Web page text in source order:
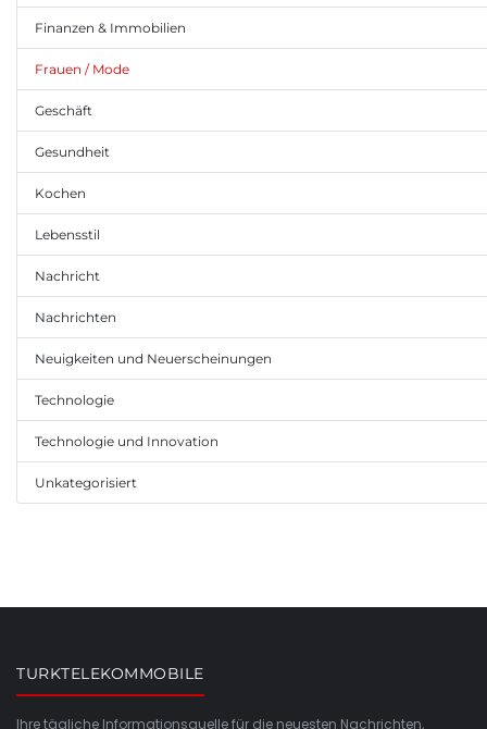
Finanzen & Immobilien
Frauen / Mode
Geschäft
Gesundheit
Kochen
Lebensstil
Nachricht
Nachrichten
Neuigkeiten und Neuerscheinungen
Technologie
Technologie und Innovation
Unkategorisiert
TURKTELEKOMMOBILE
Ihre tägliche Informationsquelle für die neuesten Nachrichten,